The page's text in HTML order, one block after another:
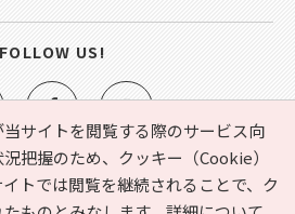
サイトを閲覧する際のサービス向
把握のため、クッキー（Cookie）
トでは閲覧を継続されることで、ク
とは？ お気に入り
ヘルプ
FOLLOW US!